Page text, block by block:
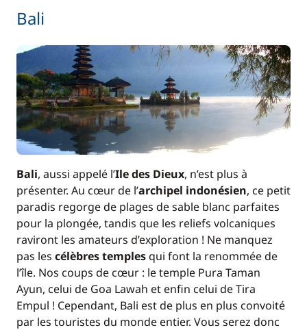
APA
Bali
Bali, aussi appelé l’Ile des Dieux, n’est plus à
présenter. Au cœur de l’archipel indonésien, ce petit
paradis regorge de plages de sable blanc parfaites
pour la plongée, tandis que les reliefs volcaniques
raviront les amateurs d’exploration ! Ne manquez
pas les célèbres templesqui font la renommée de
l’île. Nos coups de cœur : le temple Pura Taman
Ayun, celui de Goa Lawah et enfin celui de Tira
Empul ! Cependant, Bali est de plus en plus convoité
par les touristes du monde entier. Vous serez donc